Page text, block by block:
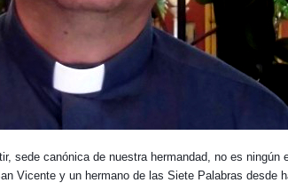
sede canónica de nuestra hermandad, no es
Vicente y un hermano de las Siete Palabras desde